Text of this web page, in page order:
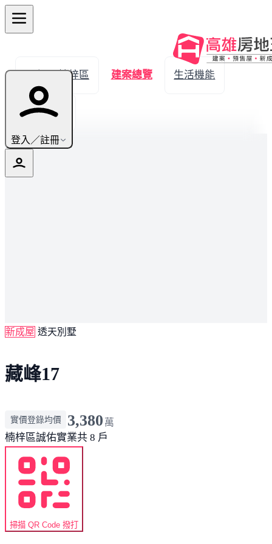
登入／註冊
← 返回楠梓區 建案總覽 生活機能
實價登錄
新成屋 透天別墅
藏峰17
實價登錄均價 3,380 萬
楠梓區誠佑實業共 8 戶
掃描 QR Code 撥打